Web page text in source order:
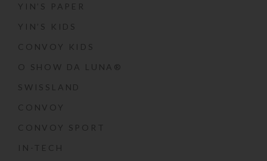
YIN’S PAPER
YIN’S KIDS
CONVOY KIDS
O SHOW DA LUNA®
SWISSLAND
CONVOY
CONVOY SPORT
IN-TECH